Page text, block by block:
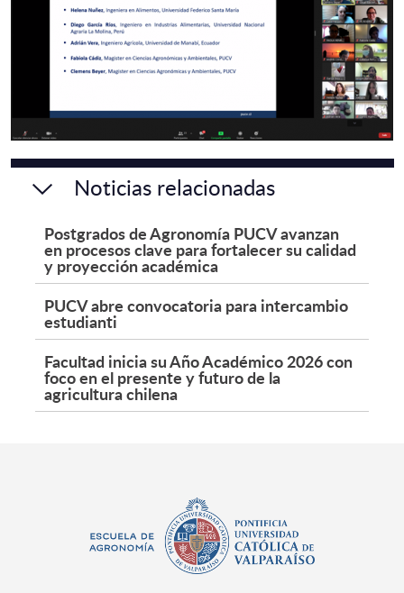
Noticias relacionadas
Postgrados de Agronomía PUCV avanzan
en procesos clave para fortalecer su calidad
y proyección académica
PUCV abre convocatoria para intercambio
estudianti
Facultad inicia su Año Académico 2026 con
foco en el presente y futuro de la
agricultura chilena